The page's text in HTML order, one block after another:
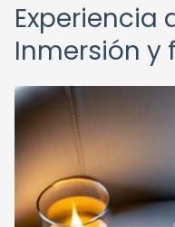
Experiencia
Inmersión y